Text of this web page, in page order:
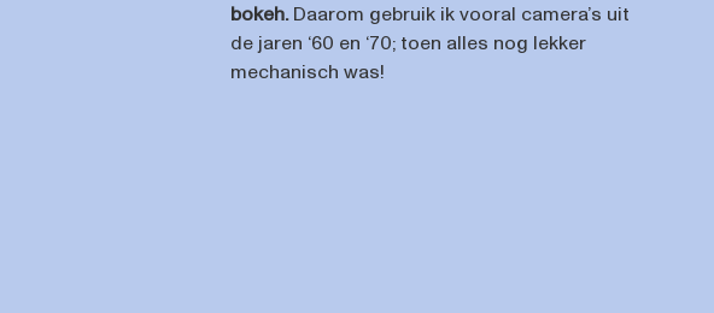
bokeh.Daarom gebruik ik vooral camera’s uit
de jaren ‘60 en ‘70; toen alles nog lekker
mechanisch was!